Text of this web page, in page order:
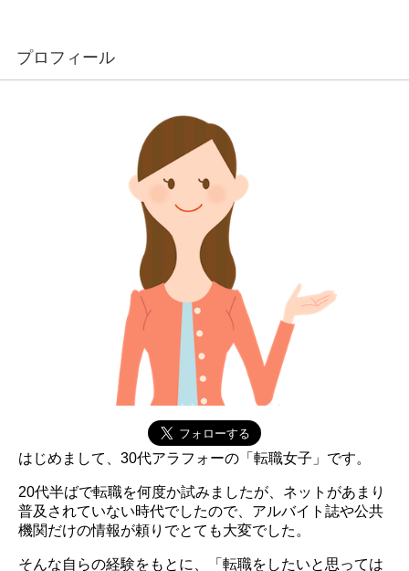
プロフィール
はじめまして、30代アラフォーの「転職女子」です。
20代半ばで転職を何度か試みましたが、ネットがあまり
普及されていない時代でしたので、アルバイト誌や公共
機関だけの情報が頼りでとても大変でした。
そんな自らの経験をもとに、「転職をしたいと思っては